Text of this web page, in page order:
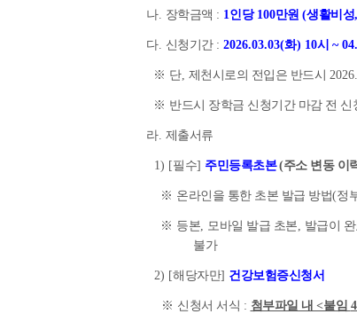
나. 장학금액 : 1인당 100만원 (생활비성,
다. 신청기간 : 2026.03.03(화) 10시 ~
※ 단, 제천시로의 전입은 반드시
※ 반드시 장학금 신청기간 마감 전 신
라. 제출서류
1) [필수] 주민등록초본 (주소 변동 이
※ 온라인을 통한 초본 발급 방법(정
※ 등본, 모바일 발급 초본, 발급이
불가
2) [해당자만] 건강보험증신청서
※ 신청서 서식 : 첨부파일 내 <붙임